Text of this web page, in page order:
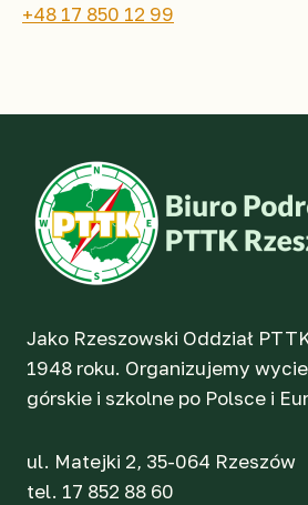
+48 17 850 12 99
Jako Rzeszowski Oddział
1948 roku. Organizujemy
górskie i szkolne po Polsce i
ul. Matejki 2, 35-064 Rzeszów
tel. 17 852 88 60